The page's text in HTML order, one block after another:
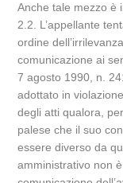
Anche tale mezzo è
2.2. L’appellante
ordine
comunicazione ai
7 agosto 1990, n.
adottato in
degli atti qualora,
palese che il suo
essere diverso da
amministrativo non